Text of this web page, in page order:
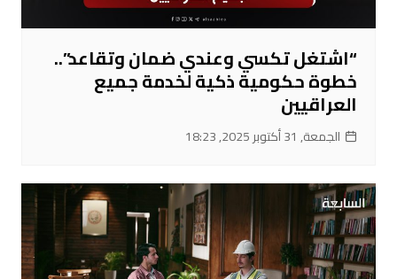
“اشتغل تكسي وعندي ضمان وتقاعد”..
خطوة حكومية ذكية لخدمة جميع
العراقيين
الجمعة, 31 أكتوبر 2025, 18:23